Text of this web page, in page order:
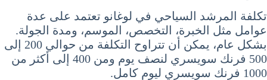
تكلفة المرشد السياحي في لوغانو تعتمد على عدة
عوامل مثل الخبرة، التخصص، الموسم، ومدة الجولة.
بشكل عام، يمكن أن تتراوح التكلفة من حوالي 200 إلى
500 فرنك سويسري لنصف يوم ومن 400 إلى أكثر من
1000 فرنك سويسري ليوم كامل.